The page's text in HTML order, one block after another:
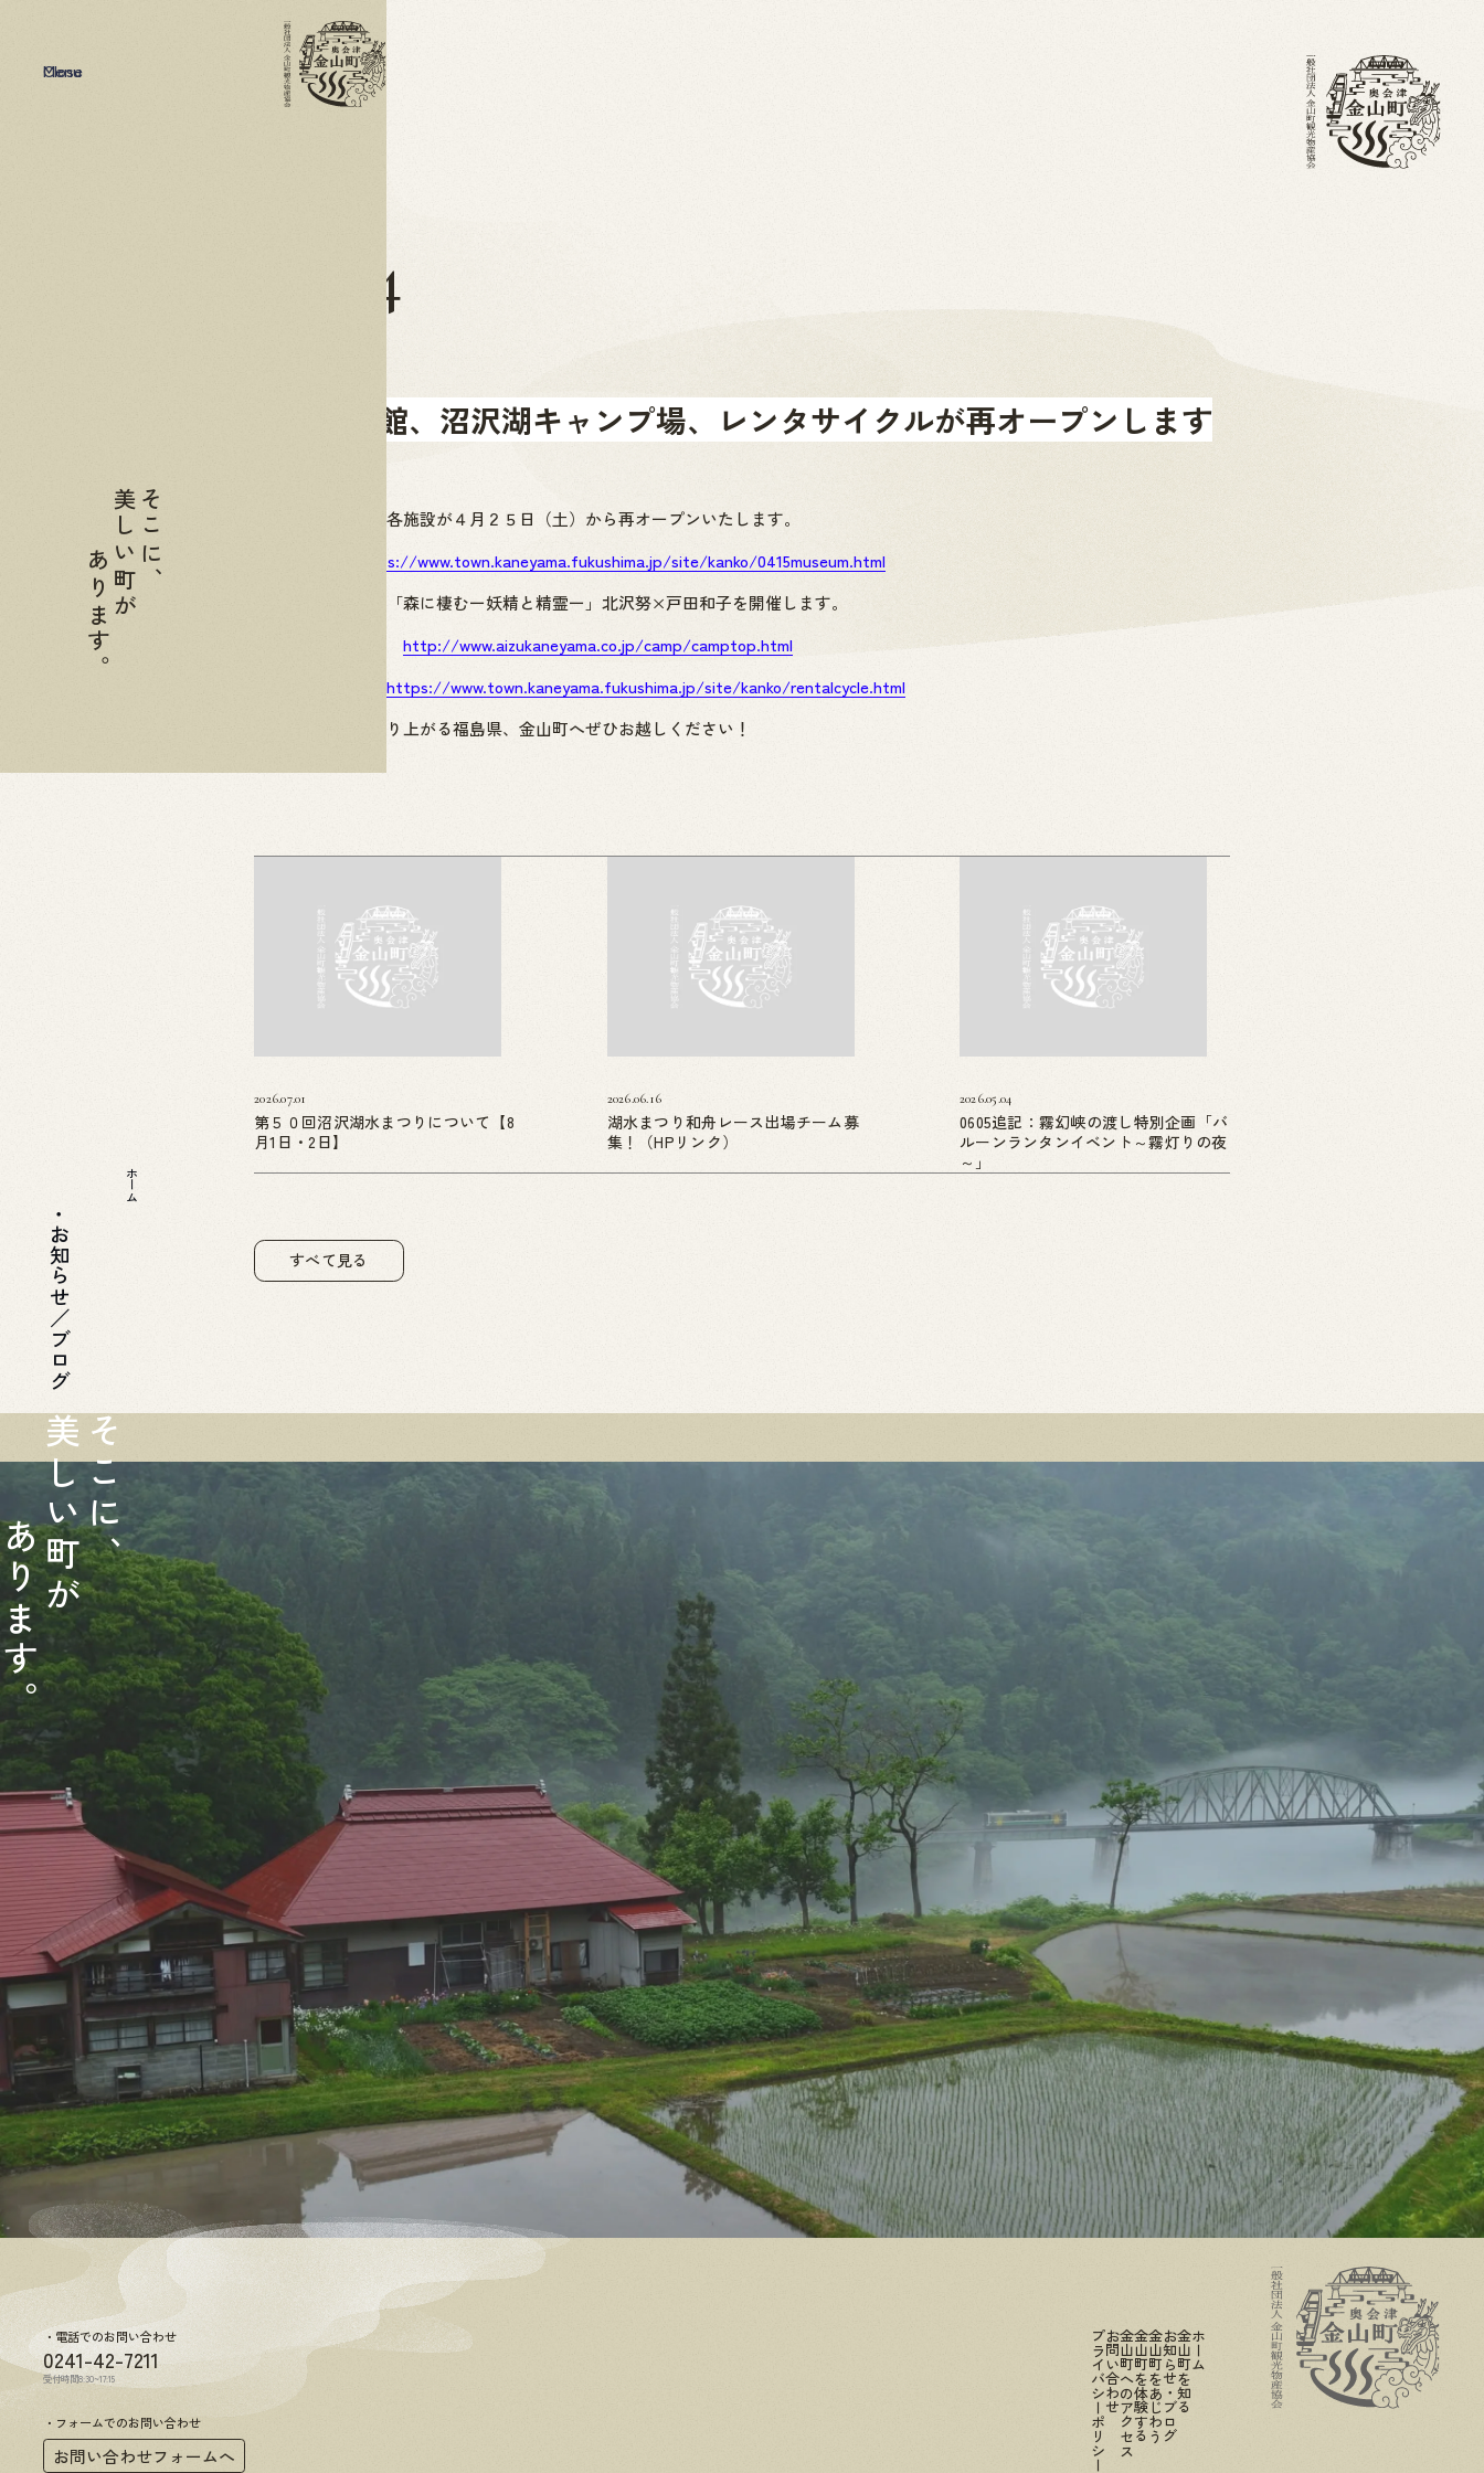
04.24
妖精美術館、沼沢湖キャンプ場、レンタサイクルが再オープンします
冬季休業していた各施設が４月２５日（土）から再オープンいたします。
https://www.town.kaneyama.fukushima.jp/site/kanko/0415museum.html
今年度は企画展「森に棲むー妖精と精霊ー」北沢努×戸田和子を開催します。
沼沢湖キャンプ場http://www.aizukaneyama.co.jp/camp/camptop.html
レンタサイクルhttps://www.town.kaneyama.fukushima.jp/site/kanko/rentalcycle.html
ふくしまＤＣで盛り上がる福島県、金山町へぜひお越しください！
2026.07.01
第５０回沼沢湖水まつりについて【8
月1日・2日】
2026.06.16
湖水まつり和舟レース出場チーム募
集！（HPリンク）
2026.05.04
0605追記：霧幻峡の渡し特別企画「バ
ルーンランタンイベント～霧灯りの夜
～」
すべて見る
ホーム
お知らせ／ブログ
そ
こ
に
、
美
し
い
町
が
ホーム
金山町を知る
お知らせ・ブログ
金山町をあじわう
金山町を体験する
金山町へのアクセス
お問い合わせ
プライバシーポリシー
電話でのお問い合わせ
0241-42-7211
受付時間8:30~17:15
フォームでのお問い合わせ
お問い合わせフォームへ
そこに、
美しい町が
あります。
Menu
Close